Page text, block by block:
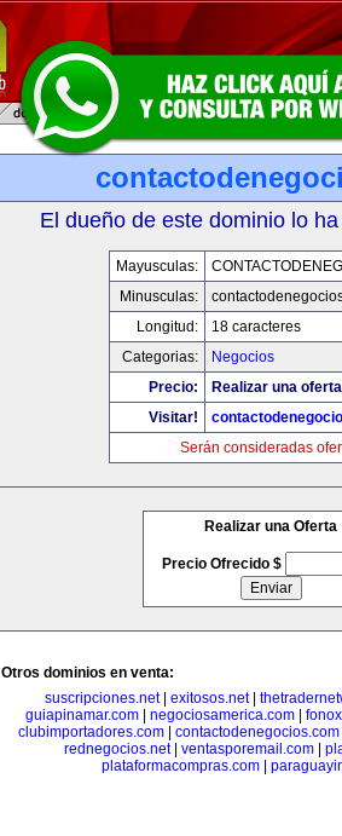
El dueño de este dominio lo
Mayusculas:
Minusculas:
Longitud:
18 caracteres
Categorias:
Negocios
Precio:
Realizar una
Visitar!
Serán consideradas
Realizar una Oferta
Precio Ofrecido $
Otros dominios en venta:
suscripciones.net| exitosos.net|
guiapinamar.com
negociosamerica.com
clubimportadores.com
contactodenegocios.com
rednegocios.net| ventasporemail.com
plataformacompras.com|